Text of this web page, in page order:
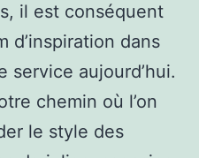
il est conséquent
d’inspiration dans
service aujourd’hui.
chemin où l’on
le style des